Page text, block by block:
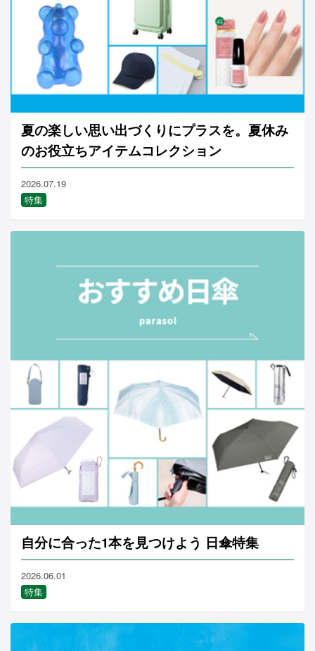
夏の楽しい思い出づくりにプラスを。夏休み
のお役立ちアイテムコレクション
2026.07.19
特集
自分に合った1本を見つけよう 日傘特集
2026.06.01
特集